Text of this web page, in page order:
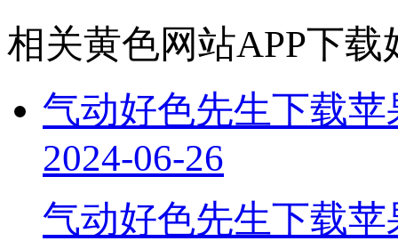
相关黄色网站APP下载
气动好色先生下载
2024-06-26
气动好色先生下载